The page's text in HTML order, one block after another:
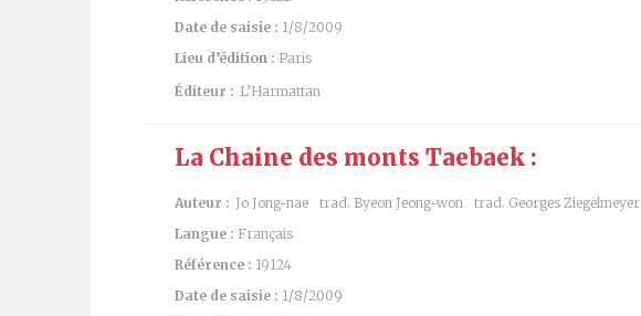
Date de saisie : 1/8/2009
Lieu d’édition : Paris
Éditeur : L’Harmattan
La Chaine des monts Taebaek :
Auteur : Jo Jong-nae trad. Byeon Jeong-won
trad. Georges Ziegelmeyer
Langue : Français
Référence : 19124
Date de saisie : 1/8/2009